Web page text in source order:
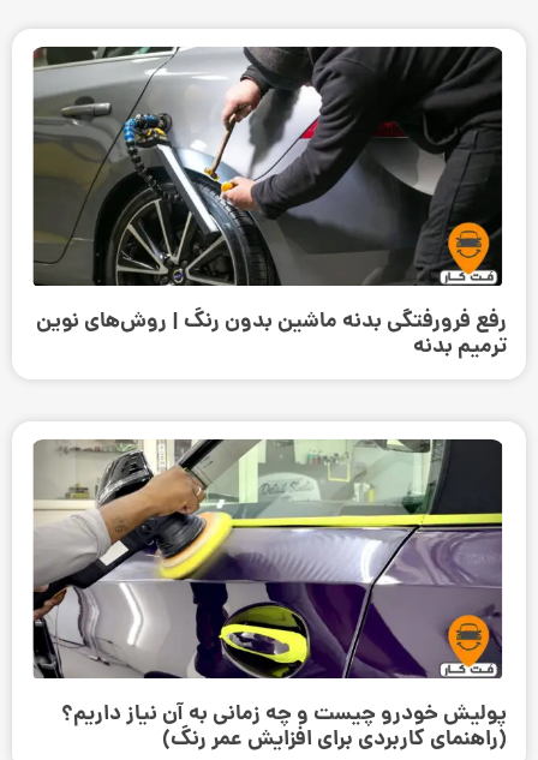
رفع فرورفتگی بدنه ماشین بدون رنگ | روش‌های نوین
ترمیم بدنه
پولیش خودرو چیست و چه زمانی به آن نیاز داریم؟
(راهنمای کاربردی برای افزایش عمر رنگ)